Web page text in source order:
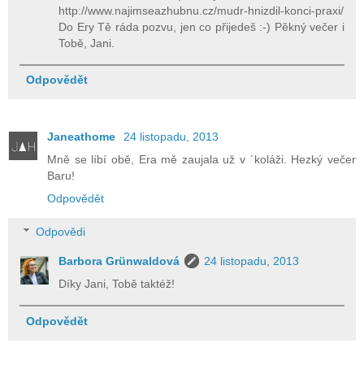
http://www.najimseazhubnu.cz/mudr-hnizdil-konci-praxi/
Do Ery Tě ráda pozvu, jen co přijedeš :-) Pěkný večer i
Tobě, Jani.
Odpovědět
Janeathome
24 listopadu, 2013
Mně se líbí obě, Era mě zaujala už v ´koláži. Hezký večer
Baru!
Odpovědět
Odpovědi
Barbora Grünwaldová
24 listopadu, 2013
Díky Jani, Tobě taktéž!
Odpovědět